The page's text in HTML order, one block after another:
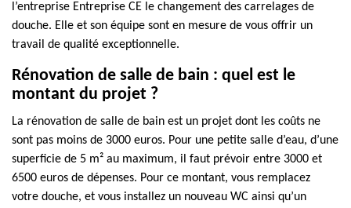
l’entreprise Entreprise CE le changement des carrelages de
douche. Elle et son équipe sont en mesure de vous offrir un
travail de qualité exceptionnelle.
Rénovation de salle de bain : quel est le
montant du projet ?
La rénovation de salle de bain est un projet dont les coûts ne
sont pas moins de 3000 euros. Pour une petite salle d’eau, d’une
superficie de 5 m² au maximum, il faut prévoir entre 3000 et
6500 euros de dépenses. Pour ce montant, vous remplacez
votre douche, et vous installez un nouveau WC ainsi qu’un